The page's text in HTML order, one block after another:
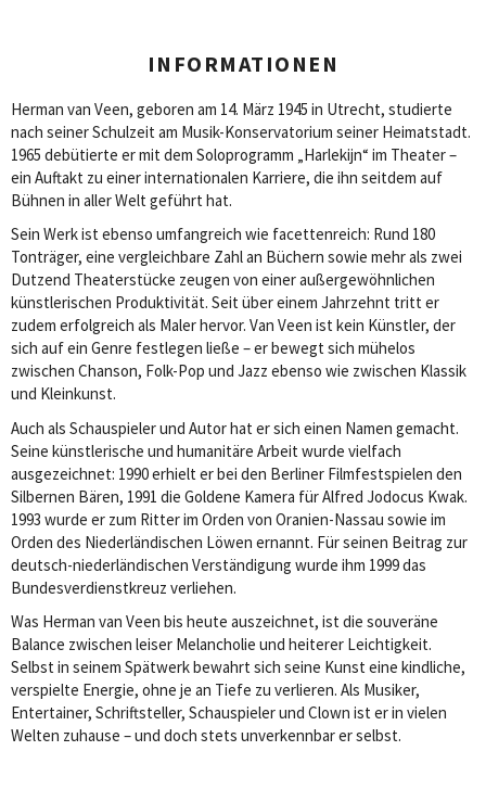
INFORMATIONEN
Herman van Veen, geboren am 14. März 1945 in Utrecht, studierte
nach seiner Schulzeit am Musik-Konservatorium seiner Heimatstadt.
1965 debütierte er mit dem Soloprogramm „Harlekijn“ im Theater –
ein Auftakt zu einer internationalen Karriere, die ihn seitdem auf
Bühnen in aller Welt geführt hat.
Sein Werk ist ebenso umfangreich wie facettenreich: Rund 180
Tonträger, eine vergleichbare Zahl an Büchern sowie mehr als zwei
Dutzend Theaterstücke zeugen von einer außergewöhnlichen
künstlerischen Produktivität. Seit über einem Jahrzehnt tritt er
zudem erfolgreich als Maler hervor. Van Veen ist kein Künstler, der
sich auf ein Genre festlegen ließe – er bewegt sich mühelos
zwischen Chanson, Folk-Pop und Jazz ebenso wie zwischen Klassik
und Kleinkunst.
Auch als Schauspieler und Autor hat er sich einen Namen gemacht.
Seine künstlerische und humanitäre Arbeit wurde vielfach
ausgezeichnet: 1990 erhielt er bei den Berliner Filmfestspielen den
Silbernen Bären, 1991 die Goldene Kamera für Alfred Jodocus Kwak.
1993 wurde er zum Ritter im Orden von Oranien-Nassau sowie im
Orden des Niederländischen Löwen ernannt. Für seinen Beitrag zur
deutsch-niederländischen Verständigung wurde ihm 1999 das
Bundesverdienstkreuz verliehen.
Was Herman van Veen bis heute auszeichnet, ist die souveräne
Balance zwischen leiser Melancholie und heiterer Leichtigkeit.
Selbst in seinem Spätwerk bewahrt sich seine Kunst eine kindliche,
verspielte Energie, ohne je an Tiefe zu verlieren. Als Musiker,
Entertainer, Schriftsteller, Schauspieler und Clown ist er in vielen
Welten zuhause – und doch stets unverkennbar er selbst.